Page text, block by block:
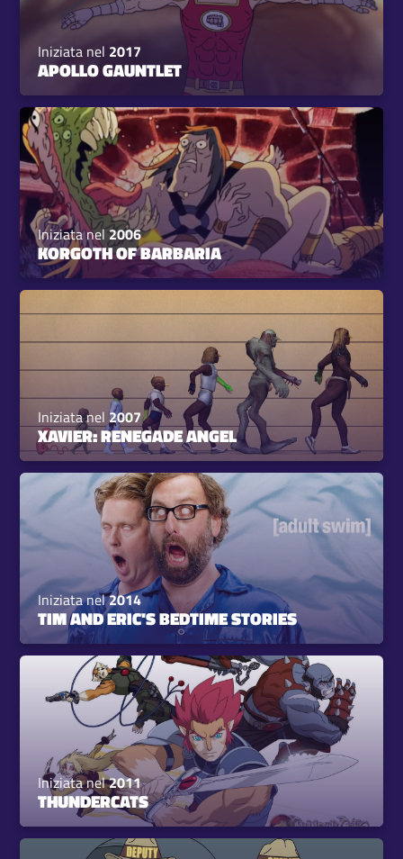
Iniziata nel 2017
APOLLO GAUNTLET
Iniziata nel2006
KORGOTH OF BARBARIA
Iniziata nel2007
XAVIER: RENEGADE ANGEL
Iniziata nel2014
TIM AND ERIC'S BEDTIME STORIES
Iniziata nel2011
THUNDERCATS